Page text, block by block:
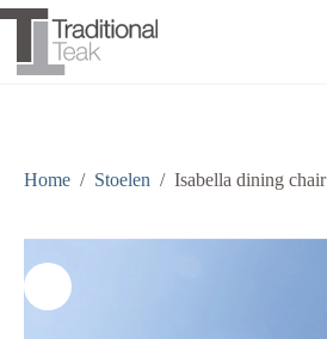
Ga
inhoud
Home / Stoelen / Isabella dining chair